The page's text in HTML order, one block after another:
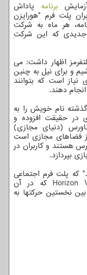
برنامه پاداش
پلت فرم "هورایزن
هر ماه به شرکت
جدیدی که این شرکت
اظهار داشت: می
و برای نیل به چنین
نیاز است که بتوانند
دهند.
نام خویش را به
در حقیقت افزوده و
(دنیای مجازی)
فضاهای مجازی است
هستند و کاربران در
بپردازد.
که پلت فرم اجتماعی
حقیقت افزوده مِتا است و Horizon Venue که در آن
نخستین حرکتها به